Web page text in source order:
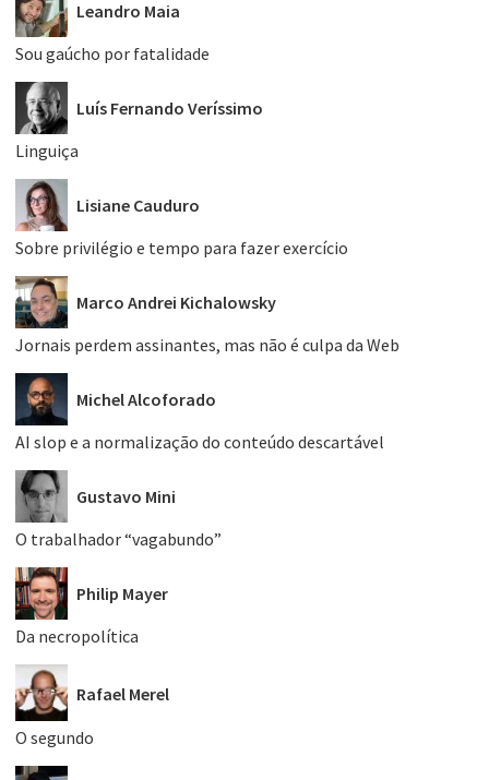
Leandro Maia
Sou gaúcho por fatalidade
Luís Fernando Veríssimo
Linguiça
Lisiane Cauduro
Sobre privilégio e tempo para fazer exercício
Marco Andrei Kichalowsky
Jornais perdem assinantes, mas não é culpa da Web
Michel Alcoforado
AI slop e a normalização do conteúdo descartável
Gustavo Mini
O trabalhador “vagabundo”
Philip Mayer
Da necropolítica
Rafael Merel
O segundo